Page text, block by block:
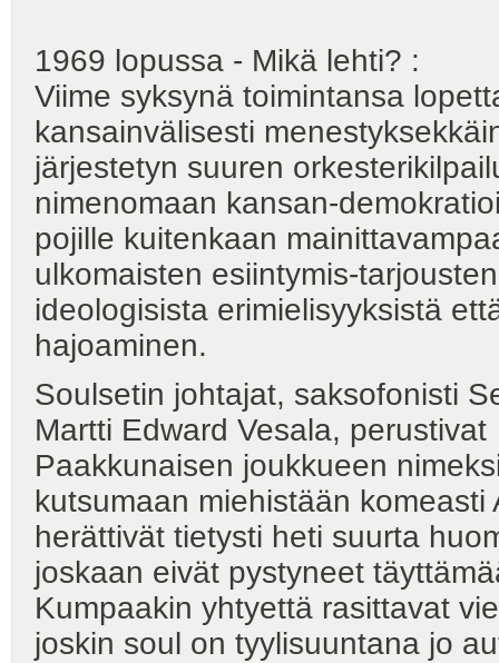
1969 lopussa - Mikä lehti? :
Viime syksynä toimintansa
kansainvälisesti
järjestetyn suuren
nimenomaan kansan-
pojille kuitenkaan
ulkomaisten esiintymis-
ideologisista erimielisyyksistä
hajoaminen.
Soulsetin johtajat, saksofonisti
Martti Edward Vesala,
Paakkunaisen joukkueen
kutsumaan miehistään
herättivät tietysti heti suurta
joskaan eivät pystyneet
Kumpaakin yhtyettä rasittavat
joskin soul on tyylisuuntana jo